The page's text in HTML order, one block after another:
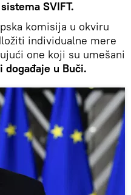
SVIFT.
komisija u okviru
individualne mere
one koji su umešani
događaje u Buči.